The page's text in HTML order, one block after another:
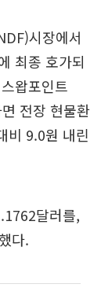
시장에서
최종 호가되
왑포인트
전장 현물환
비 9.0원 내린
달러를,
다.